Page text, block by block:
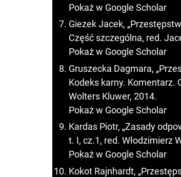
Pokaż w Google Scholar
Giezek Jacek,
Część szczególna, red.
Pokaż w Google Scholar
Gruszecka Dagmara,
Kodeks karny. Komentarz.
Wolters Kluwer, 2014.
Pokaż w Google Scholar
Kardas Piotr, „Zasady
t. I, cz.1, red. Włodzimierz
Pokaż w Google Scholar
Kokot Rajnhardt,